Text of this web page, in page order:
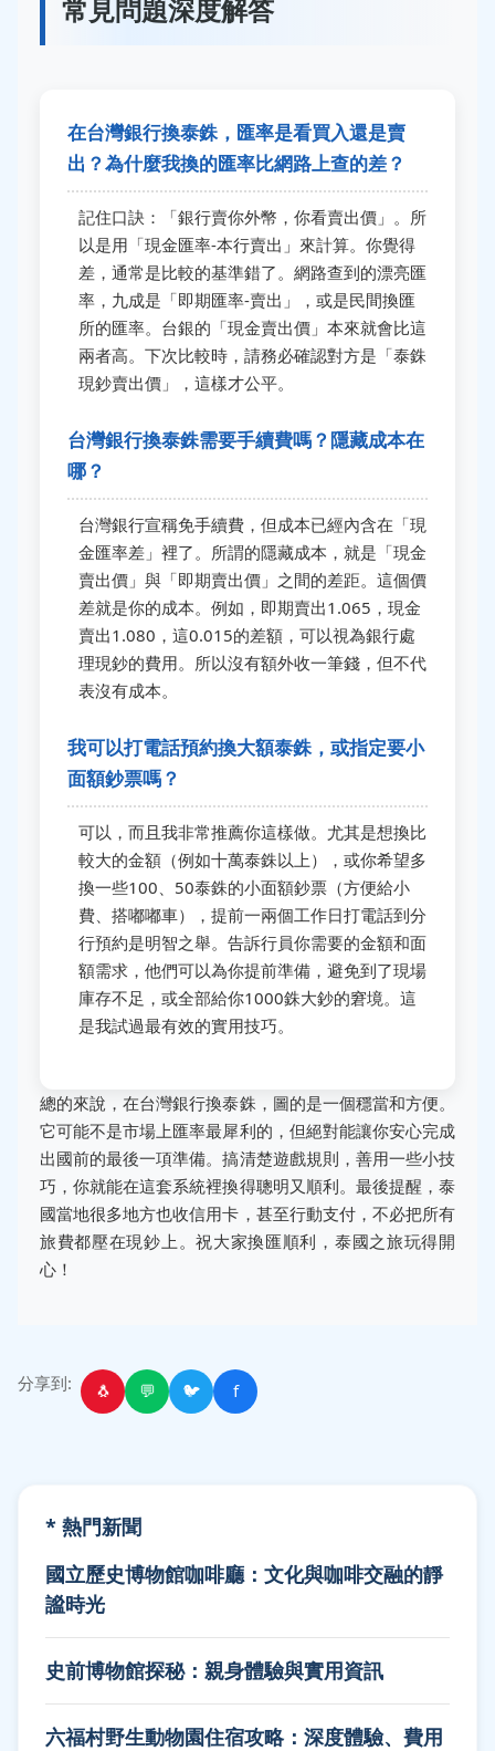
常見問題深度解答
在台灣銀行換泰銖，匯率是看買入還是賣
出？為什麼我換的匯率比網路上查的差？
記住口訣：「銀行賣你外幣，你看賣出價」。所
以是用「現金匯率-本行賣出」來計算。你覺得
差，通常是比較的基準錯了。網路查到的漂亮匯
率，九成是「即期匯率-賣出」，或是民間換匯
所的匯率。台銀的「現金賣出價」本來就會比這
兩者高。下次比較時，請務必確認對方是「泰銖
現鈔賣出價」，這樣才公平。
台灣銀行換泰銖需要手續費嗎？隱藏成本在
哪？
台灣銀行宣稱免手續費，但成本已經內含在「現
金匯率差」裡了。所謂的隱藏成本，就是「現金
賣出價」與「即期賣出價」之間的差距。這個價
差就是你的成本。例如，即期賣出1.065，現金
賣出1.080，這0.015的差額，可以視為銀行處
理現鈔的費用。所以沒有額外收一筆錢，但不代
表沒有成本。
我可以打電話預約換大額泰銖，或指定要小
面額鈔票嗎？
可以，而且我非常推薦你這樣做。尤其是想換比
較大的金額（例如十萬泰銖以上），或你希望多
換一些100、50泰銖的小面額鈔票（方便給小
費、搭嘟嘟車），提前一兩個工作日打電話到分
行預約是明智之舉。告訴行員你需要的金額和面
額需求，他們可以為你提前準備，避免到了現場
庫存不足，或全部給你1000銖大鈔的窘境。這
是我試過最有效的實用技巧。
總的來說，在台灣銀行換泰銖，圖的是一個穩當和方便。
它可能不是市場上匯率最犀利的，但絕對能讓你安心完成
出國前的最後一項準備。搞清楚遊戲規則，善用一些小技
巧，你就能在這套系統裡換得聰明又順利。最後提醒，泰
國當地很多地方也收信用卡，甚至行動支付，不必把所有
旅費都壓在現鈔上。祝大家換匯順利，泰國之旅玩得開
心！
分享到: 🐧 💬 🐦 f
* 熱門新聞
國立歷史博物館咖啡廳：文化與咖啡交融的靜
謐時光
史前博物館探秘：親身體驗與實用資訊
六福村野生動物園住宿攻略：深度體驗、費用